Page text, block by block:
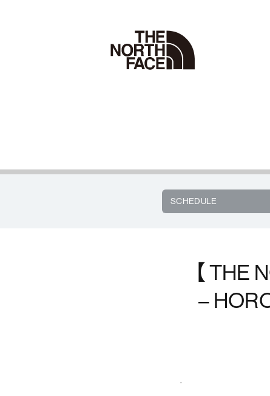
SCHEDULE
【 THE
–
.